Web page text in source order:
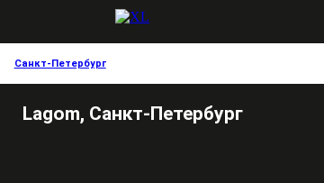
Санкт-Петербург
Lagom, Санкт-Петербург